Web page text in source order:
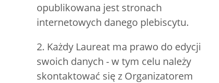
opublikowana jest stronach
internetowych danego plebiscytu.
2. Każdy Laureat ma prawo do edycji
swoich danych - w tym celu należy
skontaktować się z Organizatorem